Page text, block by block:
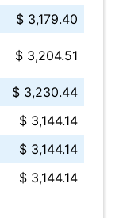
$ 3,179.40
$ 3,204.51
$ 3,230.44
$ 3,144.14
$ 3,144.14
$ 3,144.14